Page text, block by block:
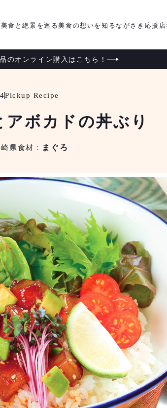
美食と絶景を巡る美食の想いを知る ながさき応援店
のオンライン購入はこちら！
Pickup Recipe
ボカドの丼ぶり
県食材： まぐろ